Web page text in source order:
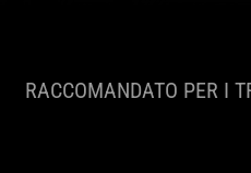
RACCOMANDATO PER I